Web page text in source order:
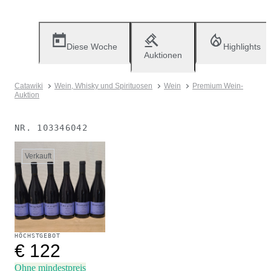
Diese Woche
Auktionen
Highlights
Catawiki Wein, Whisky und Spirituosen Wein
Premium Wein-
Auktion
NR. 103346042
Verkauft
HÖCHSTGEBOT
€ 122
Ohne mindestpreis